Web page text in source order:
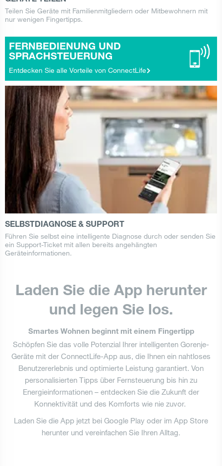
Teilen Sie Geräte mit Familienmitgliedern oder Mitbewohnern mit
nur wenigen Fingertipps.
FERNBEDIENUNG UND
SPRACHSTEUERUNG
Entdecken Sie alle Vorteile von ConnectLife
SELBSTDIAGNOSE & SUPPORT
Führen Sie selbst eine intelligente Diagnose durch oder senden Sie
ein Support-Ticket mit allen bereits angehängten
Geräteinformationen.
Laden Sie die App herunter
und legen Sie los.
Smartes Wohnen beginnt mit einem Fingertipp
Schöpfen Sie das volle Potenzial Ihrer intelligenten Gorenje-
Geräte mit der ConnectLife-App aus, die Ihnen ein nahtloses
Benutzererlebnis und optimierte Leistung garantiert. Von
personalisierten Tipps über Fernsteuerung bis hin zu
Energieinformationen – entdecken Sie die Zukunft der
Konnektivität und des Komforts wie nie zuvor.
Laden Sie die App jetzt bei Google Play oder im App Store
herunter und vereinfachen Sie Ihren Alltag.